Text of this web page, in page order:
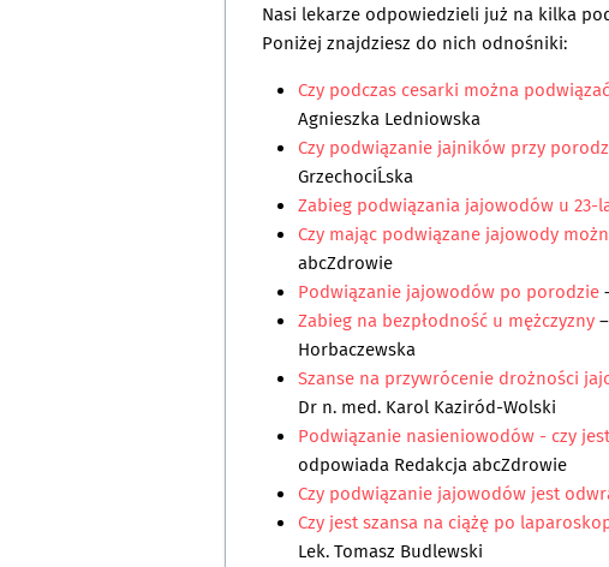
Nasi lekarze odpowiedzieli już na kilka
Poniżej znajdziesz do nich odnośniki:
Czy podczas cesarki można
Agnieszka Ledniowska
Czy podwiązanie jajników przy
GrzechociĹska
Zabieg podwiązania jajowodów u 23-
Czy mając podwiązane jajowody
abcZdrowie
Podwiązanie jajowodów po porodzie
Zabieg na bezpłodność u mężczyzny
Horbaczewska
Szanse na przywrócenie drożności
Dr n. med. Karol Kaziród-Wolski
Podwiązanie nasieniowodów - czy
odpowiada Redakcja abcZdrowie
Czy podwiązanie jajowodów jest
Czy jest szansa na ciążę po
Lek. Tomasz Budlewski